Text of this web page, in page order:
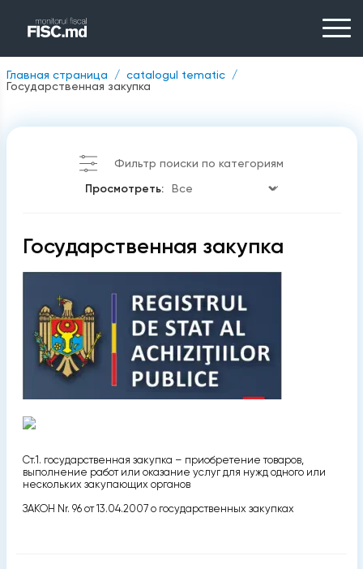
Главная страница
catalogul tematic
Государственная закупка
Фильтр поиски по категориям
Просмотреть:
Государственная закупка
Ст.1. государственная закупка – приобретение товаров,
выполнение работ или оказание услуг для нужд одного или
нескольких закупающих органов
ЗАКОН Nr. 96 от 13.04.2007 о государственных закупках